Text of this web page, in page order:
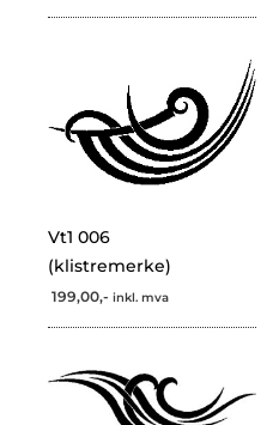
Vt1 006
(klistremerke)
199,00,- inkl. mva